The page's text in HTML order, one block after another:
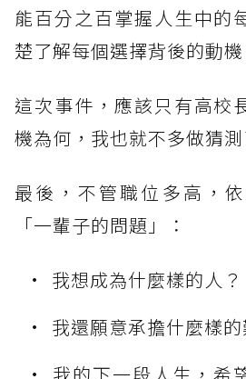
能百分之百掌握人生中的
楚了解每個選擇背後的動機
這次事件，應該只有高校
機為何，我也就不多做猜測
最後，不管職位多高，
「一輩子的問題」：
我想成為什麼樣的人？
我還願意承擔什麼樣的